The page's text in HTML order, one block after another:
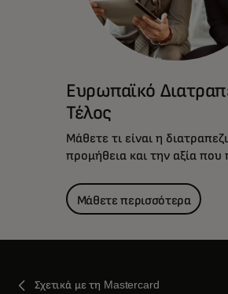
Ευρωπαϊκό
Τέλος
Μάθετε τι είναι η
προμήθεια και την αξία που
Μάθετε περισσότερα
Σχετικά με τη Mastercard